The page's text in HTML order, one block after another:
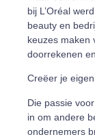
bij L’Oréal
beauty en
keuzes maken
doorrekenen
Creëer je
Die passie
in om andere
ondernemers